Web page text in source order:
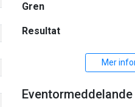
Gren
Resultat
Mer
Eventormeddelande